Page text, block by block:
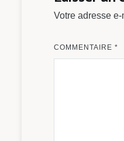
Votre adresse
COMMENTAIRE *